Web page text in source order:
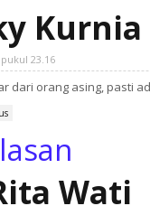
23.16
dari orang asing, pasti
Wati